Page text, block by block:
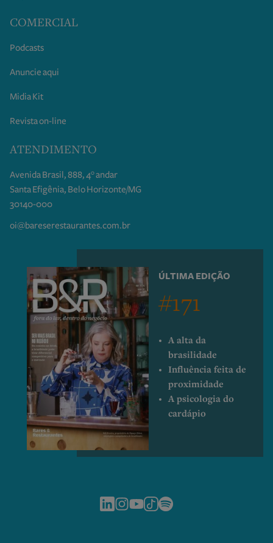
COMERCIAL
Podcasts
Anuncie aqui
Midia Kit
Revista on-line
ATENDIMENTO
Avenida Brasil, 888, 4° andar
Santa Efigênia, Belo Horizonte/MG
30140-000
oi@bareserestaurantes.com.br
ÚLTIMA EDIÇÃO
#171
A alta da
brasilidade
Influência feita de
proximidade
A psicologia do
cardápio